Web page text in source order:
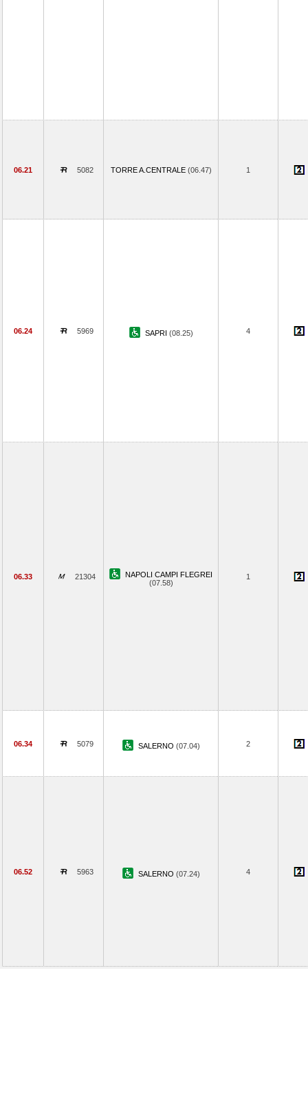
06.21 5082 TORRE A.CENTRALE (06.47) 1
06.24 5969 SAPRI (08.25) 4
06.33 21304
NAPOLI CAMPI FLEGREI
(07.58)
1
06.34 5079 SALERNO (07.04) 2
06.52 5963 SALERNO (07.24) 4